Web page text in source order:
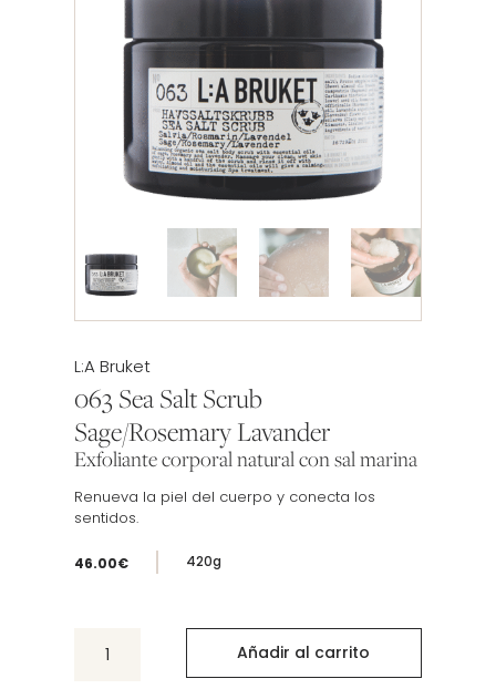
L:A Bruket
063 Sea Salt Scrub
Sage/Rosemary Lavander
Exfoliante corporal natural con sal marina
Renueva la piel del cuerpo y conecta los
sentidos.
46.00€ 420g
Añadir al carrito